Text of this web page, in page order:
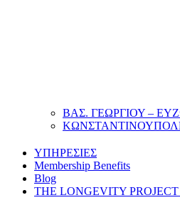
ΒΑΣ. ΓΕΩΡΓΙΟΥ –
ΥΠΗΡΕΣΙΕΣ
Membership Benefits
Blog
THE LONGEVITY